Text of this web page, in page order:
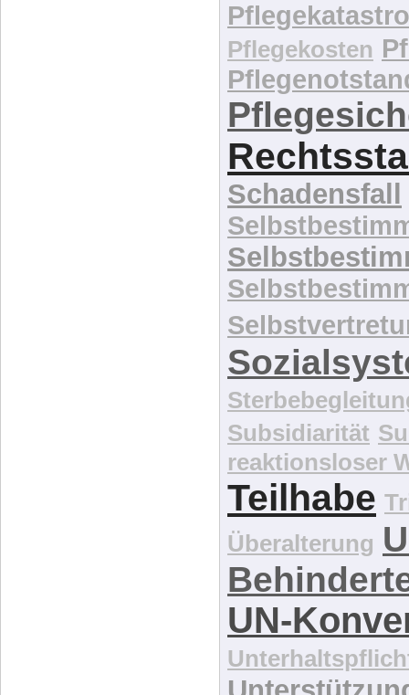
Pflegekosten
Schadensfall
Subsidiarität
reaktionsloser
Teilhabe
Überalterung
UN-